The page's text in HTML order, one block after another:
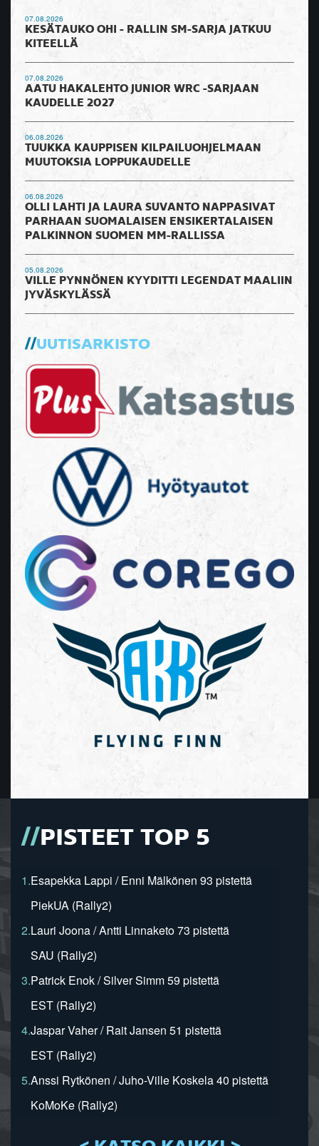
07.08.2026
KESÄTAUKO OHI - RALLIN SM-SARJA JATKUU
KITEELLÄ
07.08.2026
AATU HAKALEHTO JUNIOR WRC -SARJAAN
KAUDELLE 2027
06.08.2026
TUUKKA KAUPPISEN KILPAILUOHJELMAAN
MUUTOKSIA LOPPUKAUDELLE
06.08.2026
OLLI LAHTI JA LAURA SUVANTO NAPPASIVAT
PARHAAN SUOMALAISEN ENSIKERTALAISEN
PALKINNON SUOMEN MM-RALLISSA
05.08.2026
VILLE PYNNÖNEN KYYDITTI LEGENDAT MAALIIN
JYVÄSKYLÄSSÄ
UUTISARKISTO
PISTEET TOP 5
1.Esapekka Lappi / Enni Mälkönen 93 pistettä
PiekUA (Rally2)
2.Lauri Joona / Antti Linnaketo 73 pistettä
SAU (Rally2)
3.Patrick Enok / Silver Simm 59 pistettä
EST (Rally2)
4.Jaspar Vaher / Rait Jansen 51 pistettä
EST (Rally2)
5.Anssi Rytkönen / Juho-Ville Koskela 40 pistettä
KoMoKe (Rally2)